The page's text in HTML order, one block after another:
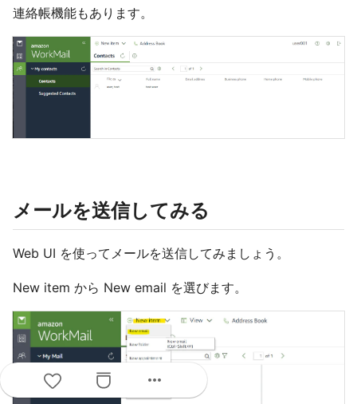
連絡帳機能もあります。
メールを送信してみる
Web UI を使ってメールを送信してみましょう。
New item から New email を選びます。
more_horiz